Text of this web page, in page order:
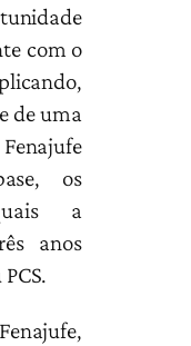
com o
de uma
os
a
anos